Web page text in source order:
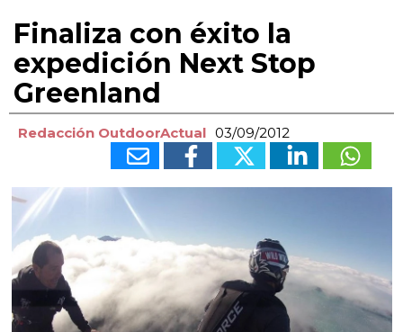
Finaliza con éxito la
expedición Next Stop
Greenland
Redacción OutdoorActual 03/09/2012